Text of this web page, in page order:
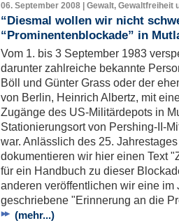
06. September 2008 | Gewalt, Gewaltfreiheit
“Diesmal wollen wir nicht
“Prominentenblockade” in
Vom 1. bis 3 September 1983
darunter zahlreiche bekannte
Böll und Günter Grass oder der
von Berlin, Heinrich Albertz, mit
Zugänge des US-Militärdepots in
Stationierungsort von Pershing-II-
war. Anlässlich des 25.
dokumentieren wir hier einen Text
für ein Handbuch zu dieser
anderen veröffentlichen wir eine im
geschriebene "Erinnerung an die
(mehr...)